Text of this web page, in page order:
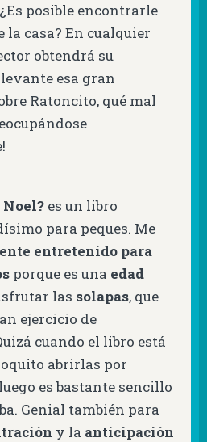
posible encontrarle
la casa? En cualquier
obtendrá su
esa gran
Ratoncito, qué mal
Noel? es un libro
para peques. Me
entretenido para
porque es una edad
las solapas, que
ejercicio de
cuando el libro está
abrirlas por
es bastante sencillo
Genial también para
y la anticipación